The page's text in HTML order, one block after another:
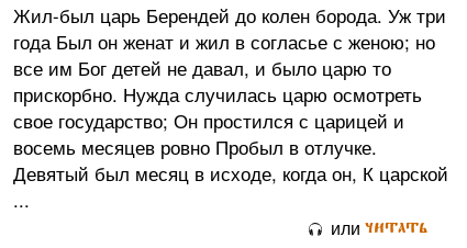
Жил-был царь Берендей до колен борода. Уж три
года Был он женат и жил в согласье с женою; но
все им Бог детей не давал, и было царю то
прискорбно. Нужда случилась царю осмотреть
свое государство; Он простился с царицей и
восемь месяцев ровно Пробыл в отлучке.
Девятый был месяц в исходе, когда он, К царской
...
или читать